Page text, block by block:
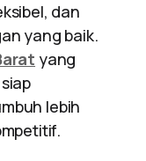
dan
yang baik.
yang
lebih